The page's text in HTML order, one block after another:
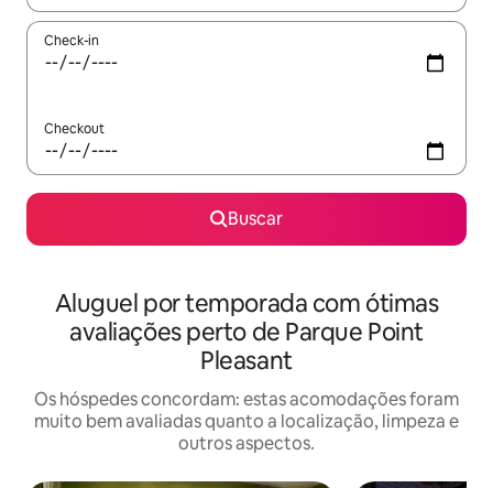
Check-in
Checkout
Buscar
Aluguel por temporada com ótimas
avaliações perto de Parque Point
Pleasant
Os hóspedes concordam: estas acomodações foram
muito bem avaliadas quanto a localização, limpeza e
outros aspectos.